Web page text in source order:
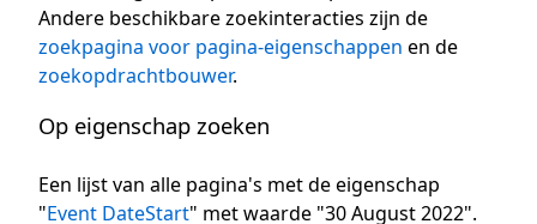
Andere beschikbare zoekinteracties zijn de
zoekpagina voor pagina-eigenschappen en de
zoekopdrachtbouwer.
Op eigenschap zoeken
Een lijst van alle pagina's met de eigenschap
"Event DateStart" met waarde "30 August 2022".